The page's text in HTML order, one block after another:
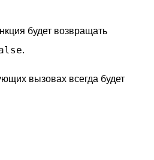
будет возвращать
.
вызовах всегда будет